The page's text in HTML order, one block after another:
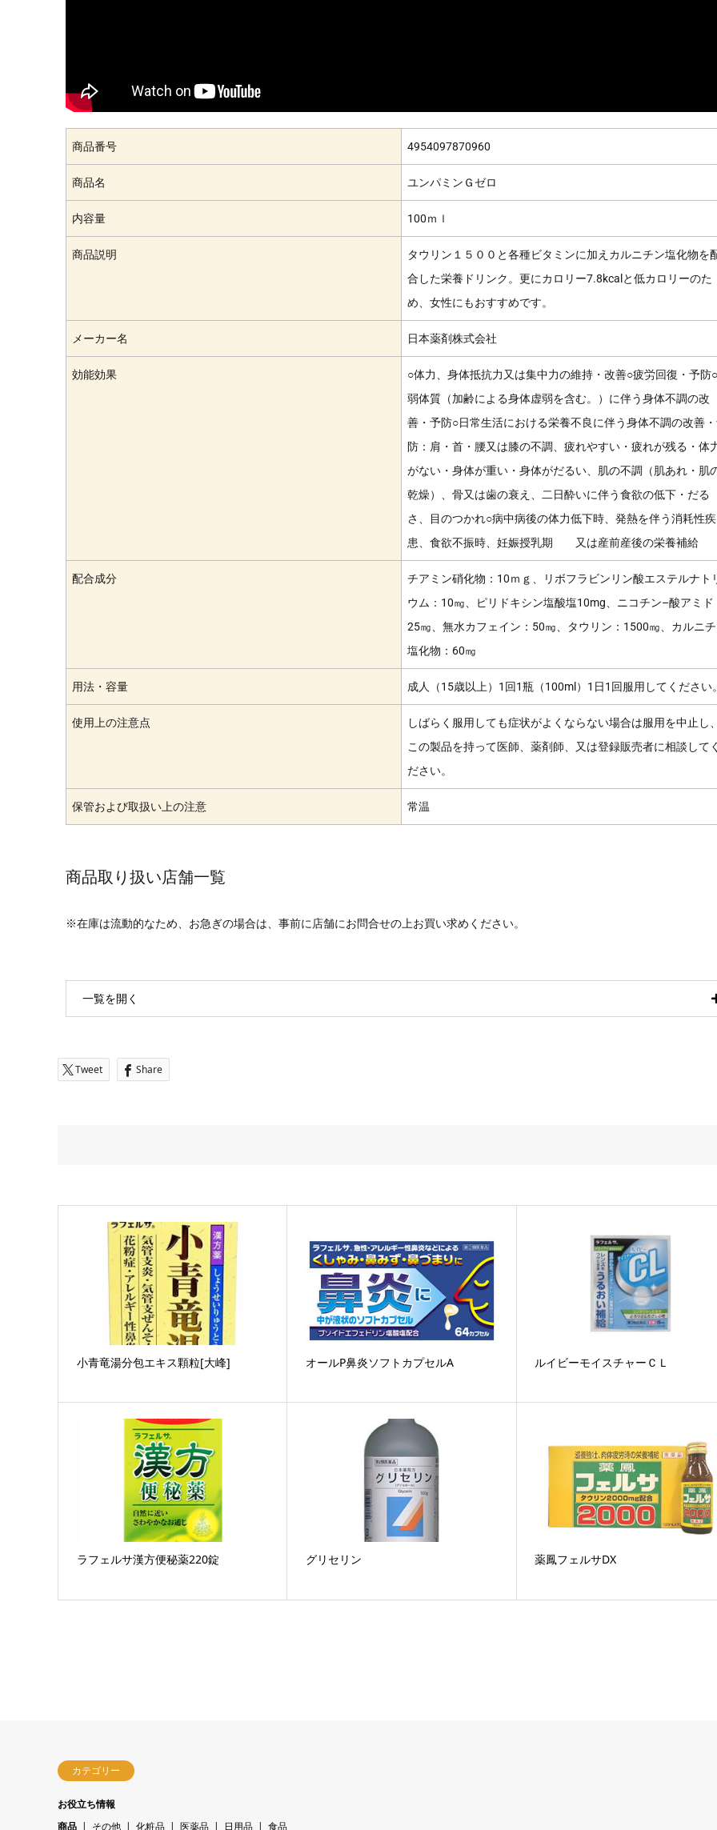
商品番号 4954097870960
商品名 ユンパミンＧゼロ
内容量 100ｍｌ
商品説明
タウリン１５００と各種ビタミンに加えカルニチン塩化物を
合した栄養ドリンク。更にカロリー7.8kcalと低カロリーのた
め、女性にもおすすめです。
メーカー名 日本薬剤株式会社
効能効果
○体力、身体抵抗力又は集中力の維持・改善○疲労回復・予防
弱体質（加齢による身体虚弱を含む。）に伴う身体不調の改
善・予防○日常生活における栄養不良に伴う身体不調の改善
防：肩・首・腰又は膝の不調、疲れやすい・疲れが残る・体
がない・身体が重い・身体がだるい、肌の不調（肌あれ・肌
乾燥）、骨又は歯の衰え、二日酔いに伴う食欲の低下・だる
さ、目のつかれ○病中病後の体力低下時、発熱を伴う消耗性疾
患、食欲不振時、妊娠授乳期 又は産前産後の栄養補給
配合成分
チアミン硝化物：10ｍｇ、リボフラビンリン酸エステルナト
ウム：10㎎、ピリドキシン塩酸塩10mg、ニコチン–酸アミド
25㎎、無水カフェイン：50㎎、タウリン：1500㎎、カルニ
塩化物：60㎎
用法・容量 成人（15歳以上）1回1瓶（100ml）1日1回服用してください
使用上の注意点
しばらく服用しても症状がよくならない場合は服用を中止し
この製品を持って医師、薬剤師、又は登録販売者に相談して
ださい。
保管および取扱い上の注意 常温
商品取り扱い店舗一覧
※在庫は流動的なため、お急ぎの場合は、事前に店舗にお問合せの上お買い求めください。
一覧を開く
Tweet Share
小青竜湯分包エキス顆粒[大峰] オールP鼻炎ソフトカプセルA ルイビーモイスチャーＣＬ
ラフェルサ漢方便秘薬220錠 グリセリン 薬鳳フェルサDX
カテゴリー
お役立ち情報
商品
その他 化粧品 医薬品 日用品 食品